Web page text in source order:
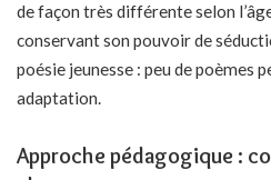
de façon très différente selon
conservant son pouvoir de
poésie jeunesse : peu de poèmes
adaptation.
Approche pédagogique :